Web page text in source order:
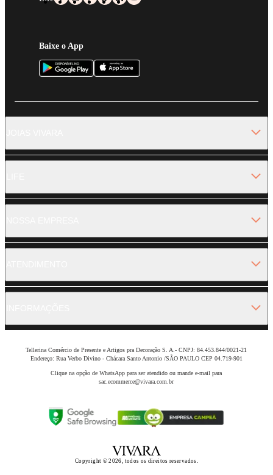
Baixe o App
Tellerina Comércio de Presente e Artigos pra Decoração S. A.- CNPJ: 84.453.844/0021-21
Endereço: Rua Verbo Divino - Chácara Santo Antonio /SÃO PAULO CEP 04.719-901
Clique na opção de WhatsApp para ser atendido ou mande e-mail para
sac.ecommerce@vivara.com.br
Copyright © 2026, todos os direitos reservados.